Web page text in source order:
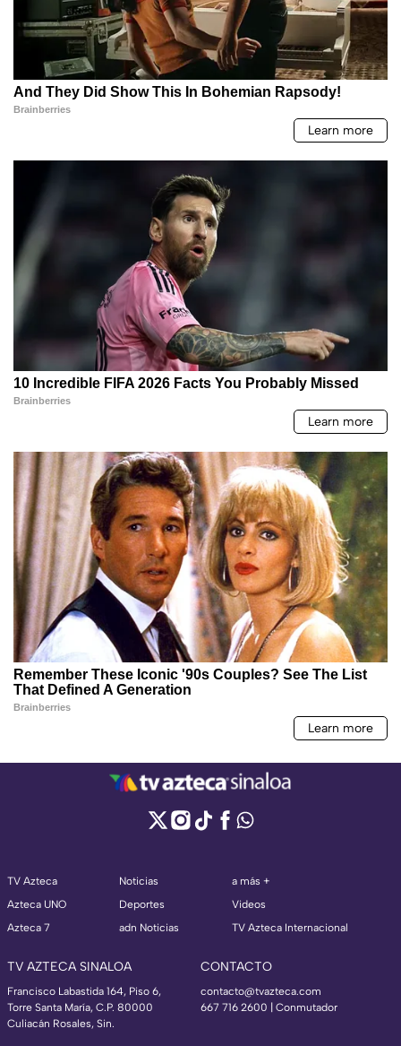
TV Azteca
Azteca UNO
Azteca 7
Noticias
Deportes
adn Noticias
a más +
Videos
TV Azteca Internacional
TV AZTECA SINALOA
Francisco Labastida 164, Piso 6,
Torre Santa María, C.P. 80000
Culiacán Rosales, Sin.
CONTACTO
contacto@tvazteca.com
667 716 2600 | Conmutador